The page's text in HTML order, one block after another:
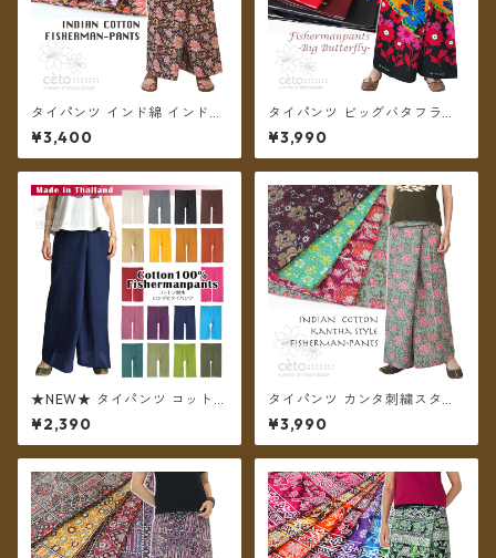
タイパンツ インド綿 インド更
紗 no.7 花柄プリント 5カラー
ロング丈【メール便送料無
料】
¥3,400
タイパンツ ビッグバタフライ
6カラー リゾパン ロング丈
【メール便送料無料】
¥3,990
★NEW★ タイパンツ コットン
無地 ポケット付き ロング丈
【メール便送料無料】
¥2,390
タイパンツ カンタ刺繍スタイ
ル インド綿 インド更紗 no.1
フラワープリント 4タイプ ロ
ング丈【メール便送料無料】
¥3,990